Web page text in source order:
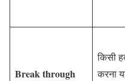
Break through
किसी
करना